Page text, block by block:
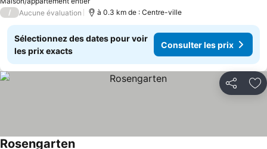
/ Aucune évaluation à 0.3 km de : Centre-ville
Sélectionnez des dates pour voir
les prix exacts
Consulter les prix
Partager
Rosengarten